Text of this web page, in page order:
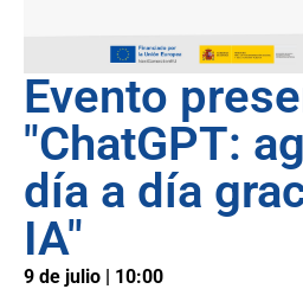
Evento
"ChatGPT:
día a día
IA"
9 de julio | 10:00